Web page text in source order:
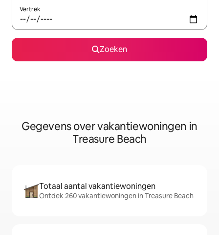
Vertrek
Zoeken
Gegevens over vakantiewoningen in
Treasure Beach
Totaal aantal vakantiewoningen
Ontdek 260 vakantiewoningen in Treasure Beach